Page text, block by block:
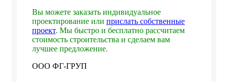
Вы можете заказать индивидуальное
проектирование или прислать собственные
проект. Мы быстро и бесплатно рассчитаем
стоимость строительства и сделаем вам
лучшее предложение.
ООО ФГ-ГРУП